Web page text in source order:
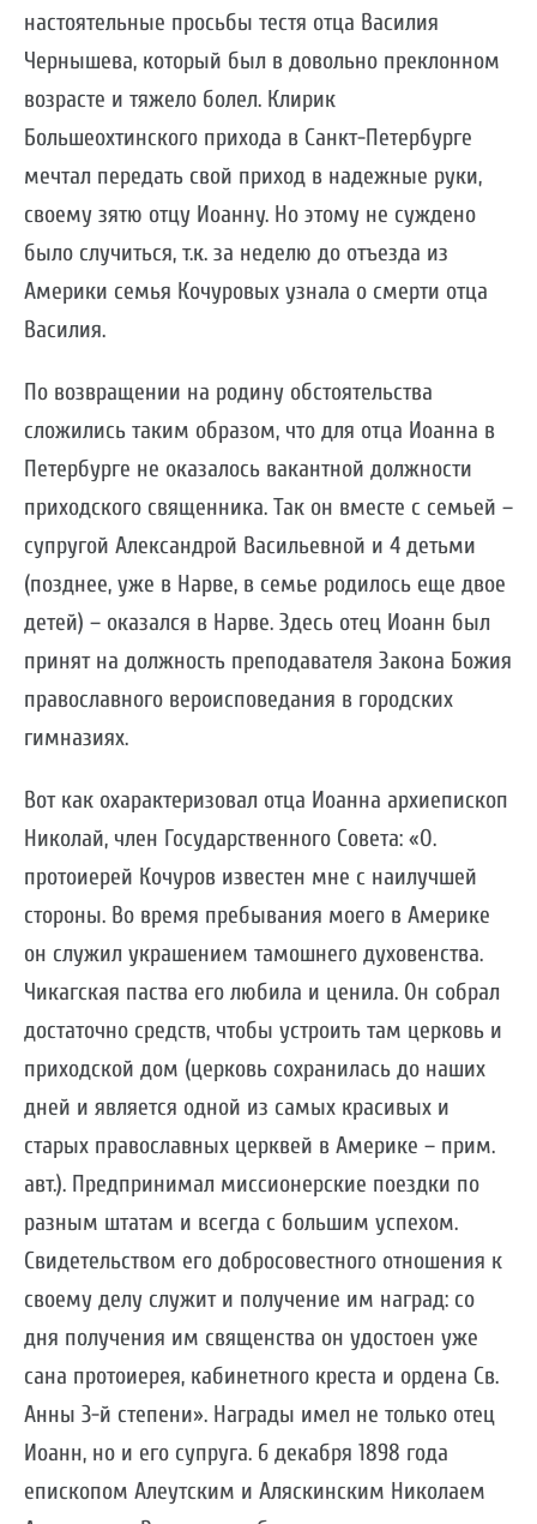
настоятельные просьбы тестя отца Василия
Чернышева, который был в довольно преклонном
возрасте и тяжело болел. Клирик
Большеохтинского прихода в Санкт-Петербурге
мечтал передать свой приход в надежные руки,
своему зятю отцу Иоанну. Но этому не суждено
было случиться, т.к. за неделю до отъезда из
Америки семья Кочуровых узнала о смерти отца
Василия.
По возвращении на родину обстоятельства
сложились таким образом, что для отца Иоанна в
Петербурге не оказалось вакантной должности
приходского священника. Так он вместе с семьей –
супругой Александрой Васильевной и 4 детьми
(позднее, уже в Нарве, в семье родилось еще двое
детей) – оказался в Нарве. Здесь отец Иоанн был
принят на должность преподавателя Закона Божия
православного вероисповедания в городских
гимназиях.
Вот как охарактеризовал отца Иоанна архиепископ
Николай, член Государственного Совета: «О.
протоиерей Кочуров известен мне с наилучшей
стороны. Во время пребывания моего в Америке
он служил украшением тамошнего духовенства.
Чикагская паства его любила и ценила. Он собрал
достаточно средств, чтобы устроить там церковь и
приходской дом (церковь сохранилась до наших
дней и является одной из самых красивых и
старых православных церквей в Америке – прим.
авт.). Предпринимал миссионерские поездки по
разным штатам и всегда с большим успехом.
Свидетельством его добросовестного отношения к
своему делу служит и получение им наград: со
дня получения им священства он удостоен уже
сана протоиерея, кабинетного креста и ордена Св.
Анны 3-й степени». Награды имел не только отец
Иоанн, но и его супруга. 6 декабря 1898 года
епископом Алеутским и Аляскинским Николаем